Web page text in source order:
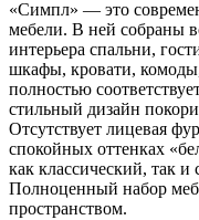
«Симпл» — это
мебели. В ней собраны
интерьера спальни,
шкафы, кровати,
полностью
стильный дизайн
Отсутствует лицевая
спокойных оттенках
как классический, так
Полноценный набор
пространством.